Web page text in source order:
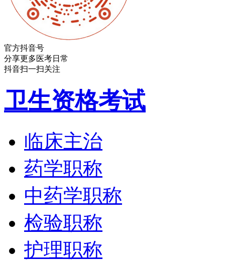
官方抖音号
分享更多医考日常
抖音扫一扫关注
卫生资格考试
临床主治
药学职称
中药学职称
检验职称
护理职称